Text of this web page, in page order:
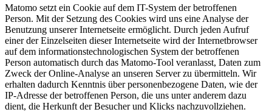
Matomo setzt ein Cookie auf dem IT-System der betroffenen
Person. Mit der Setzung des Cookies wird uns eine Analyse der
Benutzung unserer Internetseite ermöglicht. Durch jeden Aufruf
einer der Einzelseiten dieser Internetseite wird der Internetbrowser
auf dem informationstechnologischen System der betroffenen
Person automatisch durch das Matomo-Tool veranlasst, Daten zum
Zweck der Online-Analyse an unseren Server zu übermitteln. Wir
erhalten dadurch Kenntnis über personenbezogene Daten, wie der
IP-Adresse der betroffenen Person, die uns unter anderem dazu
dient, die Herkunft der Besucher und Klicks nachzuvollziehen.